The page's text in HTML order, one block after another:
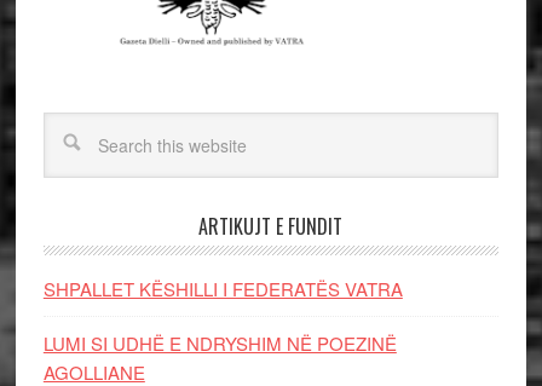
ARTIKUJT E FUNDIT
SHPALLET KËSHILLI I FEDERATËS VATRA
LUMI SI UDHË E NDRYSHIM NË POEZINË
AGOLLIANE